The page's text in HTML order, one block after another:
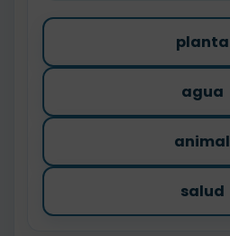
planta
agua
animal
salud